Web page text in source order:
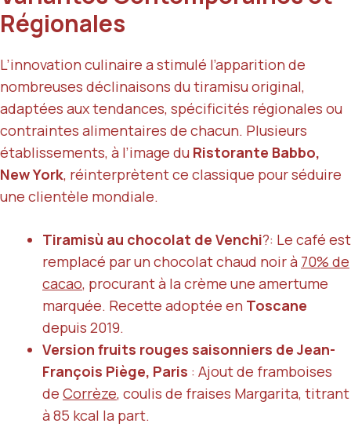
Régionales
L’innovation culinaire a stimulé l’apparition de
nombreuses déclinaisons du tiramisu original,
adaptées aux tendances, spécificités régionales ou
contraintes alimentaires de chacun. Plusieurs
établissements, à l’image du Ristorante Babbo,
New York, réinterprètent ce classique pour séduire
une clientèle mondiale.
Tiramisù au chocolat de Venchi?: Le café est
remplacé par un chocolat chaud noir à 70% de
cacao, procurant à la crème une amertume
marquée. Recette adoptée en Toscane
depuis 2019.
Version fruits rouges saisonniers deJean-
François Piège, Paris : Ajout de framboises
de Corrèze, coulis de fraises Margarita, titrant
à 85 kcal la part.